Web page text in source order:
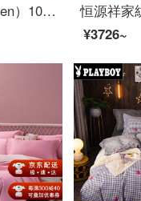
南極人（NanJiren）100%綿四点セットの純綿二重布団セット200*230 cm枕カバーシーツベッド用品1.5/1.8メートルベッド都市ファッション
¥3726~